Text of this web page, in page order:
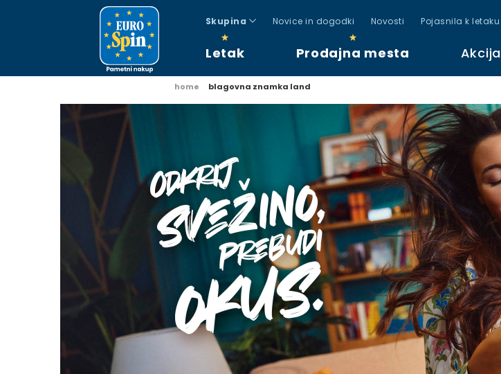
Skupina Novice in dogodki Novosti Pojasnila k letaku
Letak Prodajna mesta Akcija
home blagovna znamka land